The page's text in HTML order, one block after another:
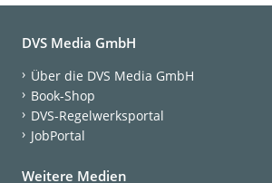
DVS Media GmbH
Über die DVS Media GmbH
Book-Shop
DVS-Regelwerksportal
JobPortal
Weitere Medien